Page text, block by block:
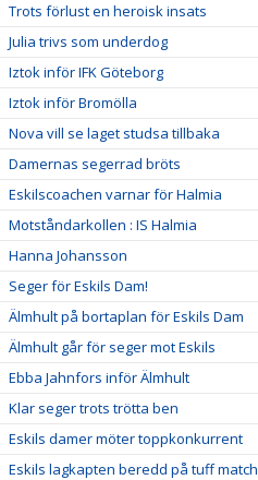
Trots förlust en heroisk insats
Julia trivs som underdog
Iztok inför IFK Göteborg
Iztok inför Bromölla
Nova vill se laget studsa tillbaka
Damernas segerrad bröts
Eskilscoachen varnar för Halmia
Motståndarkollen : IS Halmia
Hanna Johansson
Seger för Eskils Dam!
Älmhult på bortaplan för Eskils Dam
Älmhult går för seger mot Eskils
Ebba Jahnfors inför Älmhult
Klar seger trots trötta ben
Eskils damer möter toppkonkurrent
Eskils lagkapten beredd på tuff match